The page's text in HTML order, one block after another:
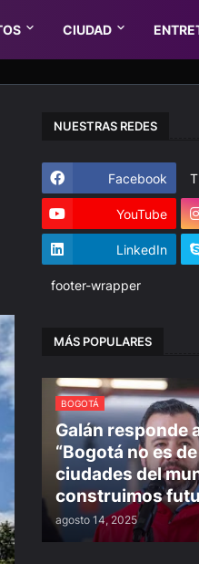
CIUDAD
NUESTRAS REDES
Facebook
YouTube
LinkedIn
footer-wrapper
MÁS POPULARES
BOGOTÁ
Galán responde
“Bogotá no es
ciudades del
construimos
agosto 14, 2025